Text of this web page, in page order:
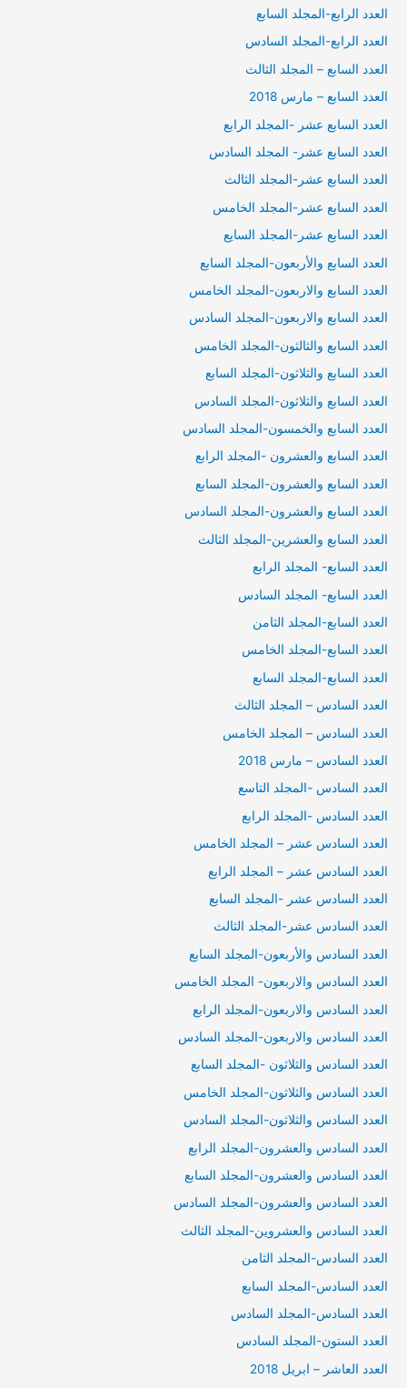
العدد الرابع-المجلد السابع
العدد الرابع-المجلد السادس
العدد السابع – المجلد الثالث
العدد السابع – مارس 2018
العدد السابع عشر -المجلد الرابع
العدد السابع عشر- المجلد السادس
العدد السابع عشر-المجلد الثالث
العدد السابع عشر-المجلد الخامس
العدد السابع عشر-المجلد السايع
العدد السابع والأربعون-المجلد السابع
العدد السابع والاربعون-المجلد الخامس
العدد السابع والاربعون-المجلد السادس
العدد السابع والثالثون-المجلد الخامس
العدد السابع والثلاثون-المجلد السابع
العدد السابع والثلاثون-المجلد السادس
العدد السابع والخمسون-المجلد السادس
العدد السابع والعشرون -المجلد الرابع
العدد السابع والعشرون-المجلد السابع
العدد السابع والعشرون-المجلد السادس
العدد السابع والعشرين-المجلد الثالث
العدد السابع- المجلد الرابع
العدد السابع- المجلد السادس
العدد السابع-المجلد الثامن
العدد السابع-المجلد الخامس
العدد السابع-المجلد السابع
العدد السادس – المجلد الثالث
العدد السادس – المجلد الخامس
العدد السادس – مارس 2018
العدد السادس -المجلد التاسع
العدد السادس -المجلد الرابع
العدد السادس عشر – المجلد الخامس
العدد السادس عشر – المجلد الرابع
العدد السادس عشر -المجلد السابع
العدد السادس عشر-المجلد الثالث
العدد السادس والأربعون-المجلد السابع
العدد السادس والاربعون- المجلد الخامس
العدد السادس والاربعون-المجلد الرابع
العدد السادس والاربعون-المجلد السادس
العدد السادس والثلاثون -المجلد السابع
العدد السادس والثلاثون-المجلد الخامس
العدد السادس والثلاثون-المجلد السادس
العدد السادس والعشرون-المجلد الرابع
العدد السادس والعشرون-المجلد السابع
العدد السادس والعشرون-المجلد السادس
العدد السادس والعشروين-المجلد الثالث
العدد السادس-المجلد الثامن
العدد السادس-المجلد السابع
العدد السادس-المجلد السادس
العدد الستون-المجلد السادس
العدد العاشر – ابريل 2018